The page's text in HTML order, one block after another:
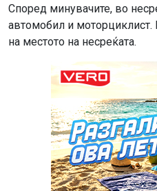
Според минувачите, во
автомобил и
на местото на несреќата.